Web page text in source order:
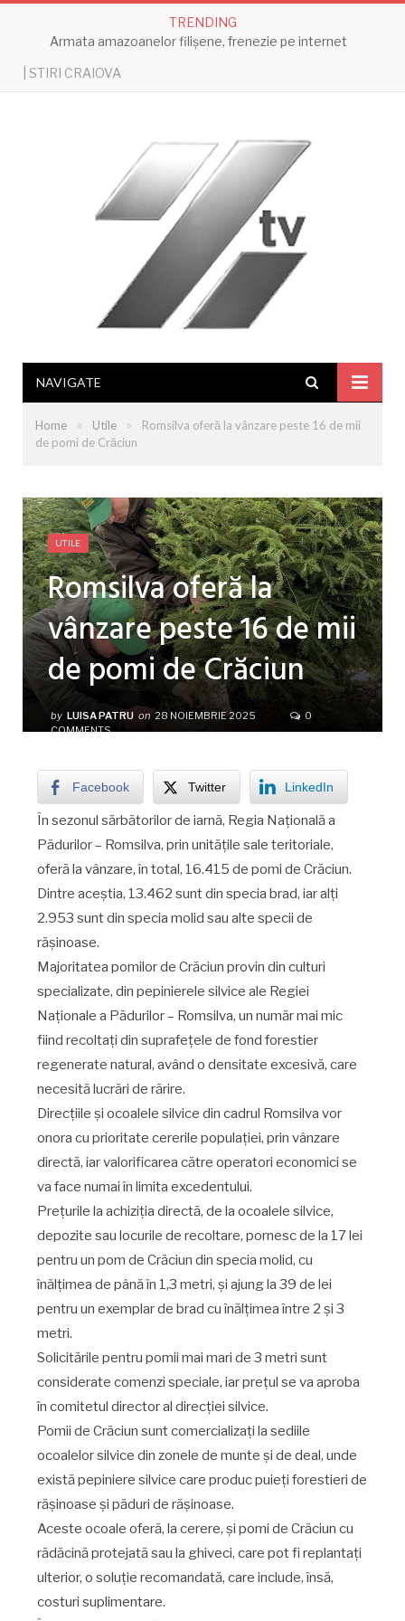
TRENDING
Armata amazoanelor filișene, frenezie pe internet
| STIRI CRAIOVA
NAVIGATE
Home » Utile »
Romsilva oferă la vânzare peste 16 de mii
de pomi de Crăciun
UTILE
Romsilva oferă la
vânzare peste 16 de mii
de pomi de Crăciun
by LUISA PATRU on 28 NOIEMBRIE 2025
0
COMMENTS
Facebook Twitter LinkedIn
În sezonul sărbătorilor de iarnă, Regia Națională a
Pădurilor – Romsilva, prin unitățile sale teritoriale,
oferă la vânzare, în total, 16.415 de pomi de Crăciun.
Dintre aceștia, 13.462 sunt din specia brad, iar alți
2.953 sunt din specia molid sau alte specii de
rășinoase.
Majoritatea pomilor de Crăciun provin din culturi
specializate, din pepinierele silvice ale Regiei
Naționale a Pădurilor – Romsilva, un număr mai mic
fiind recoltați din suprafețele de fond forestier
regenerate natural, având o densitate excesivă, care
necesită lucrări de rărire.
Direcțiile și ocoalele silvice din cadrul Romsilva vor
onora cu prioritate cererile populației, prin vânzare
directă, iar valorificarea către operatori economici se
va face numai în limita excedentului.
Prețurile la achiziția directă, de la ocoalele silvice,
depozite sau locurile de recoltare, pornesc de la 17 lei
pentru un pom de Crăciun din specia molid, cu
înălțimea de până în 1,3 metri, și ajung la 39 de lei
pentru un exemplar de brad cu înălțimea între 2 și 3
metri.
Solicitările pentru pomii mai mari de 3 metri sunt
considerate comenzi speciale, iar preţul se va aproba
în comitetul director al direcţiei silvice.
Pomii de Crăciun sunt comercializați la sediile
ocoalelor silvice din zonele de munte și de deal, unde
există pepiniere silvice care produc puieți forestieri de
rășinoase și păduri de rășinoase.
Aceste ocoale oferă, la cerere, și pomi de Crăciun cu
rădăcină protejată sau la ghiveci, care pot fi replantați
ulterior, o soluție recomandată, care include, însă,
costuri suplimentare.